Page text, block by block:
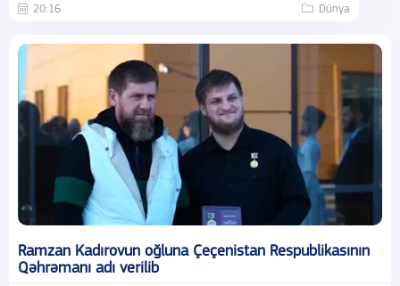
20:16 Dünya
Ramzan Kadırovun oğluna Çeçenistan Respublikasının
Qəhrəmanı adı verilib